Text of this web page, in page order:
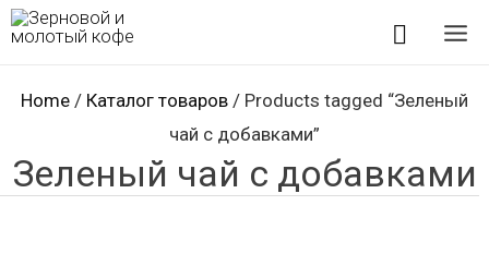
Перейти
Поиск
Home / Каталог товаров / Products tagged “Зеленый
чай с добавками”
Зеленый чай с добавками